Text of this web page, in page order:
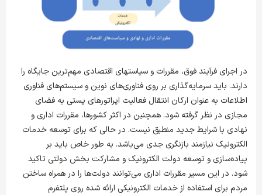
در اجرای فرآیند فوق، مقررات و سیاست­های اقتصادی مهم‌ترین جایگاه را
دارند. باید سرمایه‌گذاری بر روی فناوری‌های نوین و سیستم‌های فناوری
اطلاعات به عنوان ارکان انتقال فعالیت اپراتورهای پستی به فضای
مجازی در نظر گرفته شود. همچنین در اکثر کشورها، مقررات اداری و
نهادی با شرایط جدید منطبق نیست. در حالی که برای توسعه خدمات
الکترونیک نیازمند بازنگری جدی می‌باشد. به طور خاص باید بر
پیاده‌سازی و توسعه دولت الکترونیک و مشارکت بخش دولتی تاکید
شود. در این مسیر مقررات اداری می‌توانند دولت‌ها را در همراه ساختن
مردم برای استفاده از خدمات الکترونیکی ارائه شده روی پلتفرم‌